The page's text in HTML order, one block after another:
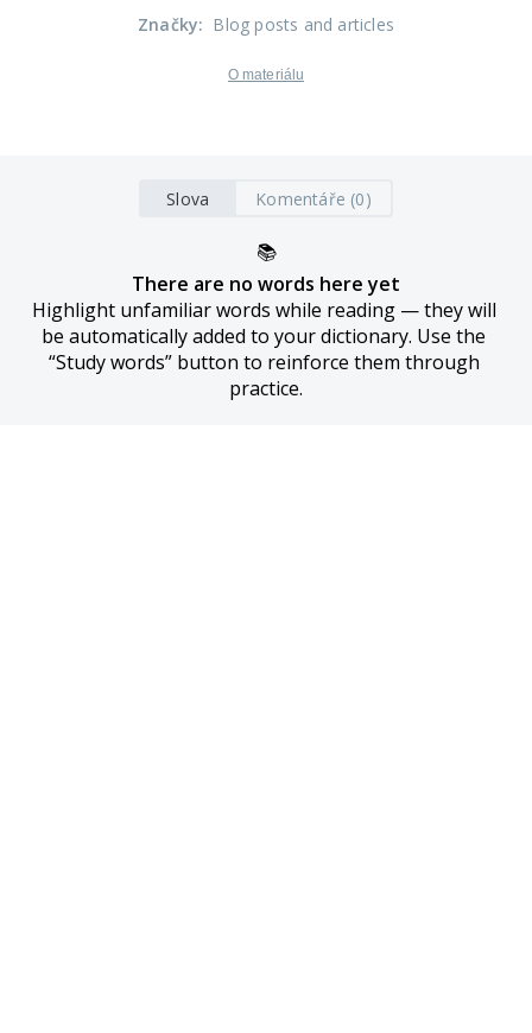
Značky: Blog posts and articles
O materiálu
Slova Komentáře (0)
📚
There are no words here yet
Highlight unfamiliar words while reading — they will
be automatically added to your dictionary. Use the
“Study words” button to reinforce them through
practice.